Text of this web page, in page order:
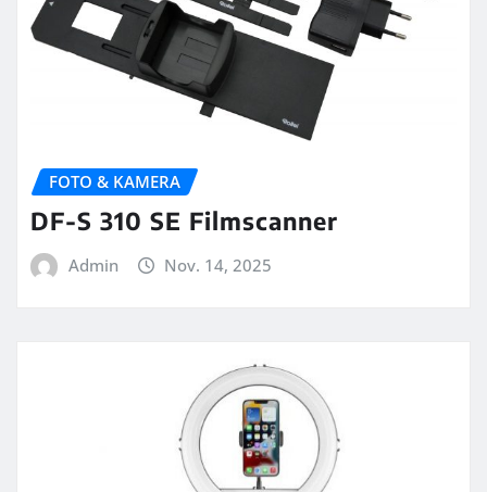
FOTO & KAMERA
DF-S 310 SE Filmscanner
Admin Nov. 14, 2025